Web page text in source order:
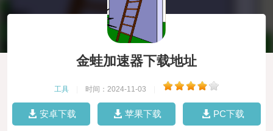
金蛙加速器下载地址
工具 时间：2024-11-03
安卓下载 苹果下载 PC下载